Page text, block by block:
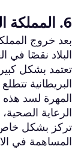
6. المملكة المتحدة
بعد خروج
البلاد نقصًا في
تعتمد بشكل
البريطانية
المهرة لسد
الرعاية
تركز بشكل خاص
المساهمة في